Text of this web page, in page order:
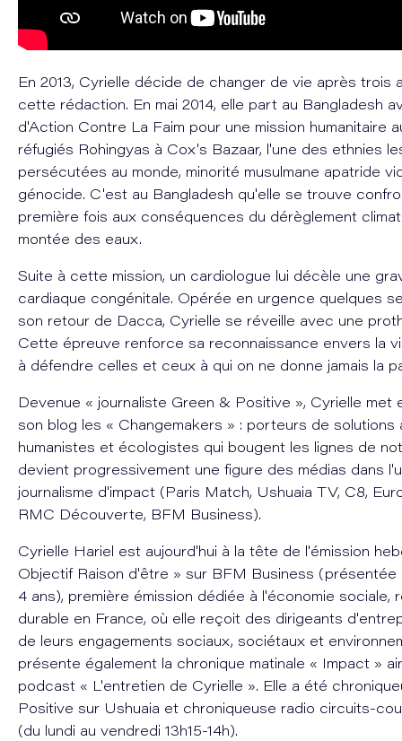
En 2013, Cyrielle décide de changer de vie après trois
cette rédaction. En mai 2014, elle part au Bangladesh
d'Action Contre La Faim pour une mission humanitaire
réfugiés Rohingyas à Cox's Bazaar, l'une des ethnies
persécutées au monde, minorité musulmane apatride
génocide. C'est au Bangladesh qu'elle se trouve
première fois aux conséquences du dérèglement
montée des eaux.
Suite à cette mission, un cardiologue lui décèle une
cardiaque congénitale. Opérée en urgence quelques
son retour de Dacca, Cyrielle se réveille avec une
Cette épreuve renforce sa reconnaissance envers la
à défendre celles et ceux à qui on ne donne jamais la
Devenue « journaliste Green & Positive », Cyrielle met
son blog les « Changemakers » : porteurs de solutions
humanistes et écologistes qui bougent les lignes de
devient progressivement une figure des médias dans
journalisme d'impact (Paris Match, Ushuaia TV, C8,
RMC Découverte, BFM Business).
Cyrielle Hariel est aujourd'hui à la tête de l'émission
Objectif Raison d'être » sur BFM Business (présentée
4 ans), première émission dédiée à l'économie sociale,
durable en France, où elle reçoit des dirigeants
de leurs engagements sociaux, sociétaux et
présente également la chronique matinale « Impact »
podcast « L'entretien de Cyrielle ». Elle a été
Positive sur Ushuaia et chroniqueuse radio circuits-
(du lundi au vendredi 13h15-14h).